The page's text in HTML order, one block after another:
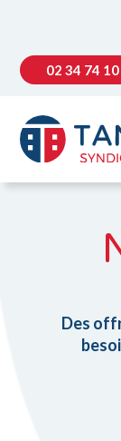
02 34 74
Des